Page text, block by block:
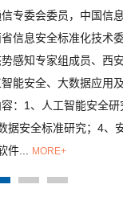
专委会委员，中国信
信息安全标准化技术
感知专家组成员、西
能安全、大数据应用
：1、人工智能安全
据安全标准研究；4、
件...
MORE+